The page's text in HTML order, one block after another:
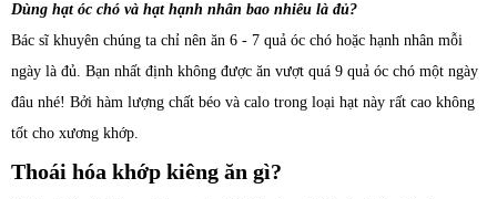
Dùng hạt óc chó và hạt hạnh nhân bao nhiêu là đủ?
Bác sĩ khuyên chúng ta chỉ nên ăn 6 - 7 quả óc chó hoặc hạnh nhân mỗi
ngày là đủ. Bạn nhất định không được ăn vượt quá 9 quả óc chó một ngày
đâu nhé! Bởi hàm lượng chất béo và calo trong loại hạt này rất cao không
tốt cho xương khớp.
Thoái hóa khớp kiêng ăn gì?